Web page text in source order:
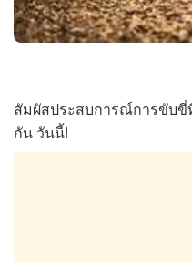
สัมผัสประสบการณ์การขับ
กัน วันนี้!